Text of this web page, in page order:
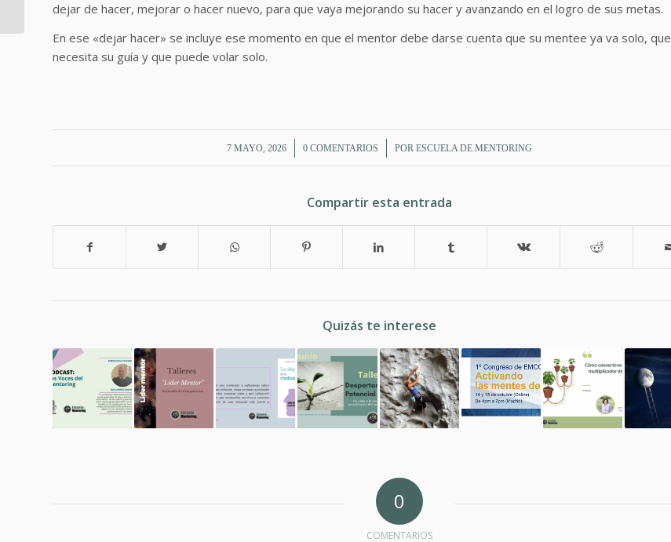
dejar de hacer, mejorar o hacer nuevo, para que vaya mejorando su hacer y avanzando en el logro de sus metas.
En ese «dejar hacer» se incluye ese momento en que el mentor debe darse cuenta que su mentee ya va solo,
necesita su guía y que puede volar solo.
7 MAYO, 2026
/ 0 COMENTARIOS
/ PORESCUELA DE MENTORING
Compartir esta entrada
Quizás te interese
0
COMENTARIOS
mecánico»